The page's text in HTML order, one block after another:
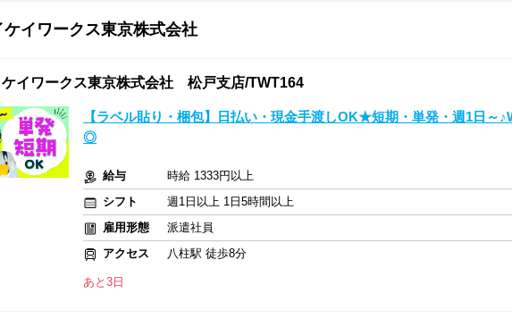
ケイワークス東京株式会社
ケイワークス東京株式会社 松戸支店/TWT164
【ラベル貼り・梱包】日払い・現金手渡しOK★短期・単発・週1日～
◎
給与
時給 1333円以上
シフト
週1日以上 1日5時間以上
雇用形態
派遣社員
アクセス
八柱駅 徒歩8分
あと3日